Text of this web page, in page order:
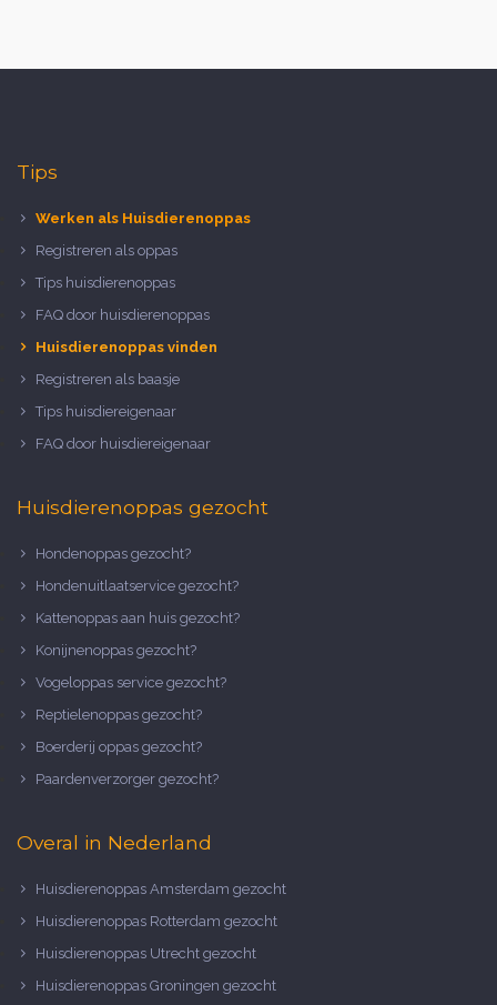
Tips
Werken als Huisdierenoppas
Registreren als oppas
Tips huisdierenoppas
FAQ door huisdierenoppas
Huisdierenoppas vinden
Registreren als baasje
Tips huisdiereigenaar
FAQ door huisdiereigenaar
Huisdierenoppas gezocht
Hondenoppas gezocht?
Hondenuitlaatservice gezocht?
Kattenoppas aan huis gezocht?
Konijnenoppas gezocht?
Vogeloppas service gezocht?
Reptielenoppas gezocht?
Boerderij oppas gezocht?
Paardenverzorger gezocht?
Overal in Nederland
Huisdierenoppas Amsterdam gezocht
Huisdierenoppas Rotterdam gezocht
Huisdierenoppas Utrecht gezocht
Huisdierenoppas Groningen gezocht